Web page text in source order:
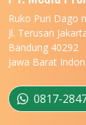
Ruko Puri Dago
Jl. Terusan
Bandung 40292
Jawa Barat
0817-